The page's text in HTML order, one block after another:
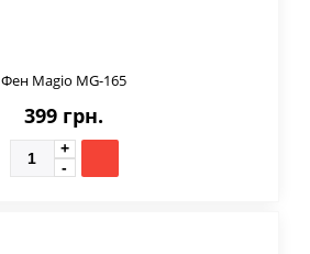
Фен Magio MG-165
399 грн.